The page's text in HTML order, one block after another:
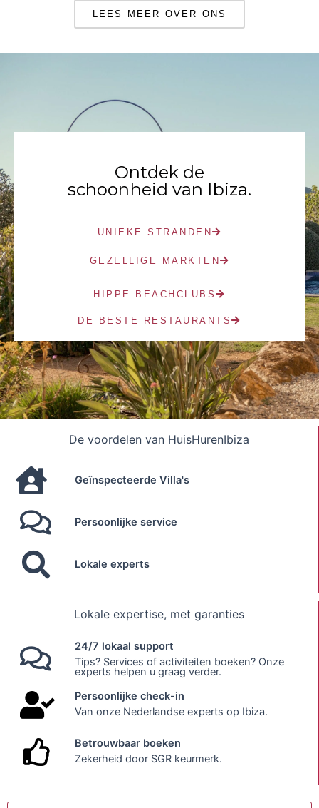
LEES MEER OVER ONS
Ontdek de
schoonheid van Ibiza.
UNIEKE STRANDEN
GEZELLIGE MARKTEN
HIPPE BEACHCLUBS
DE BESTE RESTAURANTS
De voordelen van HuisHurenIbiza
Geïnspecteerde Villa's
Persoonlijke service
Lokale experts
Lokale expertise, met garanties
24/7 lokaal support
Tips? Services of activiteiten boeken? Onze
experts helpen u graag verder.
Persoonlijke check-in
Van onze Nederlandse experts op Ibiza.
Betrouwbaar boeken
Zekerheid door SGR keurmerk.